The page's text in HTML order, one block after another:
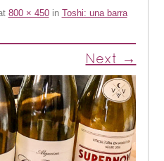
800 × 450in Toshi: una barra
Next →